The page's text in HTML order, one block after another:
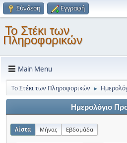
Σύνδεση Εγγραφή
Το Στέκι των
Πληροφορικών
Main Menu
Το Στέκι των Πληροφορικών ►
Ημερολόγιο
Λίστα Μήνας Εβδομάδα